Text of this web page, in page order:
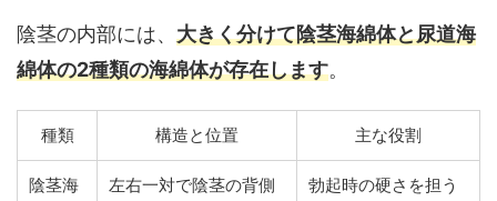
陰茎の内部には、 大きく分けて陰茎海綿体と尿道海
綿体の2種類の海綿体が存在します。
種類 構造と位置 主な役割
陰茎海
左右一対で陰茎の背側
勃起時の硬さを担う